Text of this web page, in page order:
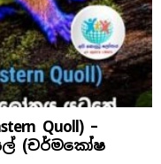
Quoll) –
(චර්මකෝෂ